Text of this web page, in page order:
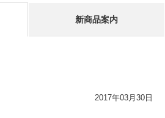
新商品案内
2017年03月30日